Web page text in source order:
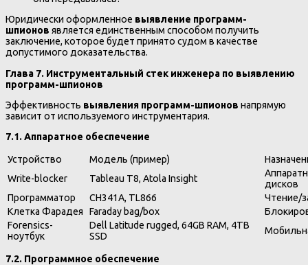
Юридически оформленное выявление программ-
шпионов является единственным способом получить
заключение, которое будет принято судом в качестве
допустимого доказательства.
Глава 7. Инструментальный стек инженера по выявлению
программ-шпионов
Эффективность выявления программ-шпионов напрямую
зависит от используемого инструментария.
7.1. Аппаратное обеспечение
Устройство Модель (пример)
Write-blocker
Tableau T8, Atola Insight
дисков
Программатор
CH341A, TL866
Чтение/
Клетка Фарадея
Faraday bag/box
Forensics-
ноутбук
Dell Latitude rugged, 64GB RAM, 4TB
SSD
7.2. Программное обеспечение